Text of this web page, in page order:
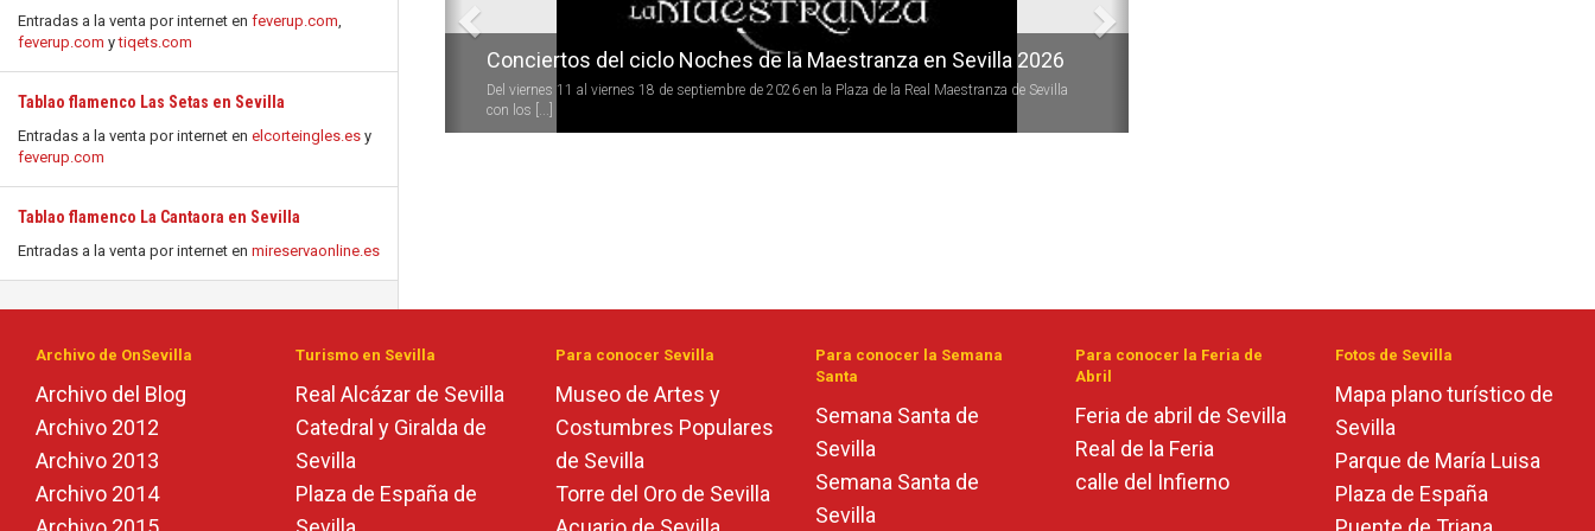
Entradas a la venta por internet en feverup.com,
feverup.com ytiqets.com
Tablao flamenco Las Setas en Sevilla
Entradas a la venta por internet en elcorteingles.es y
feverup.com
Tablao flamenco La Cantaora en Sevilla
Entradas a la venta por internet en mireservaonline.es
Conciertos del ciclo Noches de la Maestranza en Sevilla 2026
Del viernes 11 al viernes 18 de septiembre de 2026 en la Plaza de la Real Maestranza de Sevilla
con los [...]
Archivo de OnSevilla
Archivo del Blog
Archivo 2012
Archivo 2013
Archivo 2014
Turismo en Sevilla
Real Alcázar de Sevilla
Catedral y Giralda de
Sevilla
Plaza de España de
Para conocer Sevilla
Museo de Artes y
Costumbres Populares
de Sevilla
Torre del Oro de Sevilla
Para conocer la Semana
Santa
Semana Santa de
Sevilla
Semana Santa de
Sevilla
Para conocer la Feria de
Abril
Feria de abril de Sevilla
Real de la Feria
calle del Infierno
Fotos de Sevilla
Mapa plano turístico de
Sevilla
Parque de María Luisa
Plaza de España